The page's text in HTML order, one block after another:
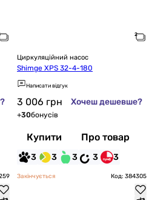
Циркуляційний насос
Shimge XPS 32-4-180
Написати відгук
3 006 грн Хочеш дешевше?
+30бонусів
Купити Про товар
3 3 3 3 3
Закінчується Код: 384305